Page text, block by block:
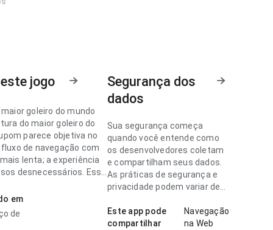
jogo
goleiro do mundo
do maior goleiro do
parece objetiva no
de navegação com
lenta; a experiência
desnecessários. Esse
goleiro do mundo
em
de
Segurança dos
dados
Sua segurança começa
quando você entende como
os desenvolvedores coletam
e compartilham seus dados.
As práticas de segurança e
privacidade podem variar de
idade.
Este app pode
compartilhar
Navegação
na Web